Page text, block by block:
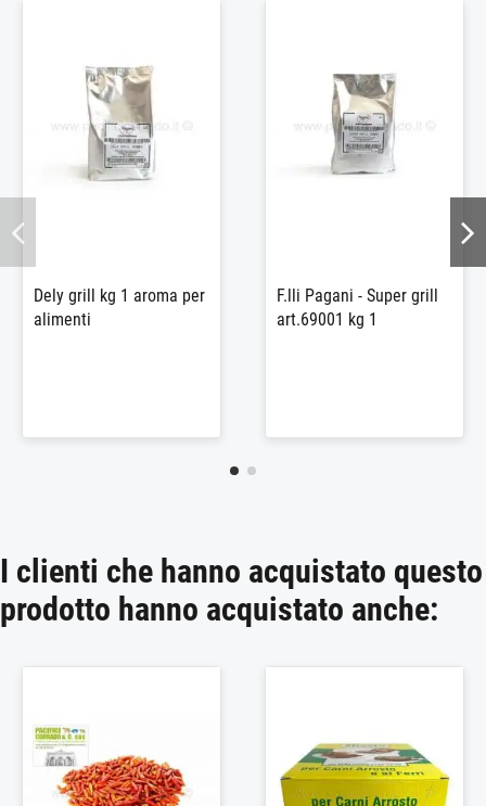
Dely grill kg 1 aroma per
alimenti
F.lli Pagani - Super grill
art.69001 kg 1
I clienti che hanno acquistato questo
prodotto hanno acquistato anche: